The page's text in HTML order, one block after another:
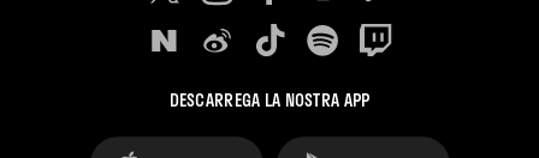
DESCARREGA LA NOSTRA APP